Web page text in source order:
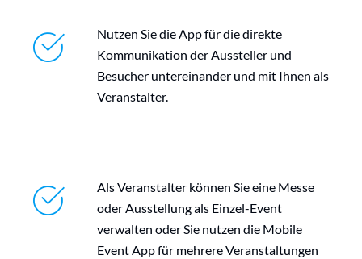
Nutzen Sie die App für die direkte
Kommunikation der Aussteller und
Besucher untereinander und mit Ihnen als
Veranstalter.
Als Veranstalter können Sie eine Messe
oder Ausstellung als Einzel-Event
verwalten oder Sie nutzen die Mobile
Event App für mehrere Veranstaltungen